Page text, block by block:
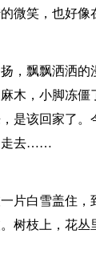
微笑，也好像
，飘飘洒洒的
木，小脚冻僵
是该回家了。
走去……
片白雪盖住，
树枝上，花丛